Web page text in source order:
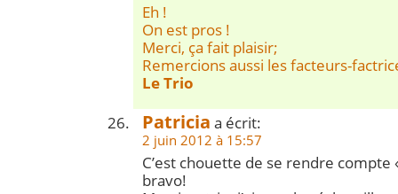
Eh !
On est pros !
Merci, ça fait plaisir;
Remercions aussi les facteurs-
Le Trio
Patricia a écrit:
2 juin 2012 à 15:57
C’est chouette de se rendre compte
bravo!